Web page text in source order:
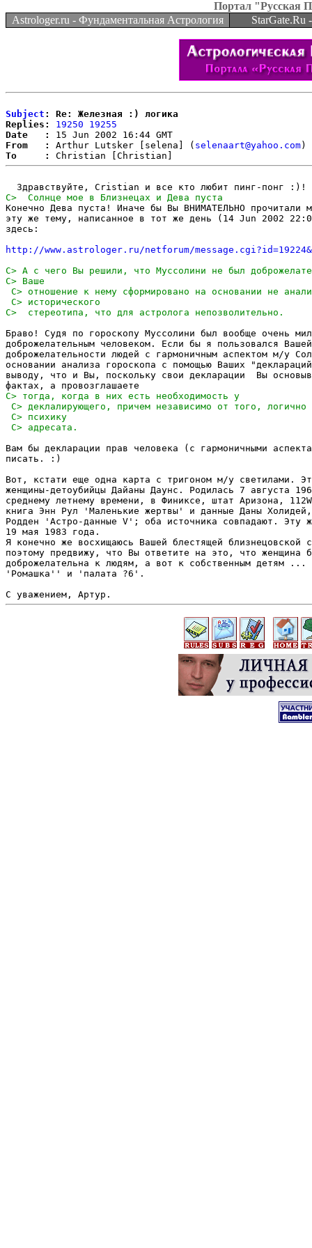
Портал "Русская
Astrologer.ru - Фундаментальная Астрология
StarGate.Ru
Subject : Re: Железная :) логика
Replies:
19250
19255
Date   :
From   :
Arthur Lutsker [selena] ( selenaart@yahoo.com
To     :
Конечно Дева пуста! Иначе бы Вы ВНИМАТЕЛЬНО прочитали
эту же тему, написанное в тот же день (14 Jun 2002
здесь:
http://www.astrologer.ru/netforum/message.cgi?id=19224&
Браво! Судя по гороскопу Муссолини был вообще очень
доброжелательным человеком. Если бы я пользовался
доброжелательности людей с гармоничным аспектом м/у
основании анализа гороскопа с помощью Ваших
выводу, что и Вы, поскольку свои декларации  Вы
Вам бы декларации прав человека (с гармоничными
писать. :)
Вот, кстати еще одна карта с тригоном м/у светилами.
женщины-детоубийцы Дайаны Даунс. Родилась 7 августа
среднему летнему времени, в Финиксе, штат Аризона,
книга Энн Рул 'Маленькие жертвы' и данные Даны
Родден 'Астро-данные V'; оба источника совпадают. Эту
19 мая 1983 года.
Я конечно же восхищаюсь Вашей блестящей близнецовской
поэтому предвижу, что Вы ответите на это, что женщина
доброжелательна к людям, а вот к собственным детям
'Ромашка'' и 'палата ?6'.